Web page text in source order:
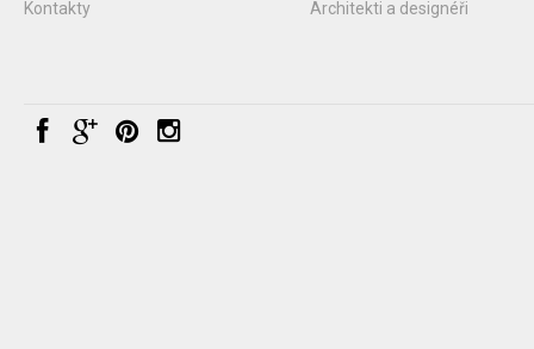
Kontakty
Architekti a designéři